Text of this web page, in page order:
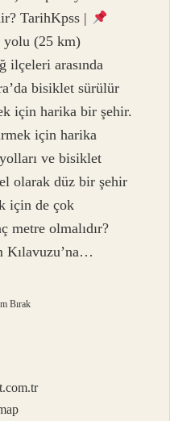
TarihKpss |
yolu (25 km)
ilçeleri arasında
bisiklet sürülür
için harika bir şehir.
için harika
ve bisiklet
olarak düz bir şehir
için de çok
metre olmalıdır?
Kılavuzu’na…
Bırak